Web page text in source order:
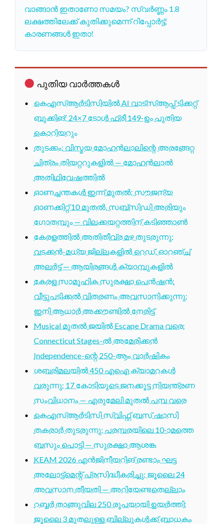
വാങ്ങാൻ ഇതാണോ സമയം? സ്വർണ്ണം 1.8
ലക്ഷത്തിലേക്ക് കുതിക്കുമെന്ന് റിപ്പോർട്ട്;
കാരണങ്ങൾ ഇതാ!
പുതിയ വാർത്തകൾ
കെഎസ്ആർടിസിയിൽ AI വാട്സ്ആപ്പ് ടിക്കറ്റ്
ബുക്കിങ്; 24×7 ടോൾ ഫ്രീ 149-ഉം പുതിയ
കൊറിയറും
തുടക്കം: വിസ്മയ മോഹൻലാലിന്റെ അരങ്ങേറ്റ
ചിത്രം തിയറ്ററുകളിൽ — മോഹൻലാൽ
അതിഥിവേഷത്തിൽ
ഓണച്ചന്തകൾ ഇന്ന് മുതൽ; സൗജന്യ
ഓണക്കിറ്റ് 10 മുതൽ, സബ്സിഡി അരിയും
ഗോതമ്പും — വിലക്കയറ്റത്തിന് കടിഞ്ഞാൺ
കേരളത്തിൽ അതിതീവ്ര മഴ തുടരുന്നു;
വടക്കൻ-മധ്യ ജില്ലകളിൽ റെഡ്, ഓറഞ്ച്
അലർട്ട് — ആയിരങ്ങൾ ക്യാമ്പുകളിൽ
കേരള സാമൂഹിക സുരക്ഷാ പെൻഷൻ:
വീട്ടുപടിക്കൽ വിതരണം അവസാനിക്കുന്നു;
ഇനി ആധാർ അക്കൗണ്ടിൽ നേരിട്ട്
Musical മുതൽ ജയിൽ Escape Drama വരെ:
Connecticut Stages-ൽ അമേരിക്കൻ
Independence-ന്റെ 250-ആം വാർഷികം
ശബരിമലയിൽ 450 എഐ ക്യാമറകൾ
വരുന്നു; 17 കോടിയുടെ ജനക്കൂട്ട നിയന്ത്രണ
സംവിധാനം — എരുമേലി മുതൽ പമ്പ വരെ
കെഎസ്ആർടിസി സ്വിഫ്റ്റ് ബസ് ഷാസി
തകരാർ തുടരുന്നു; പരമ്പരയിലെ 10-ാമത്തെ
ബസും പൊട്ടി — സുരക്ഷാ ആശങ്ക
KEAM 2026 എൻജിനീയറിങ് രണ്ടാം ഘട്ട
അലോട്ട്മെന്റ് പ്രസിദ്ധീകരിച്ചു; ജൂലൈ 24
അവസാന തീയതി — അറിയേണ്ടതെല്ലാം
റബ്ബർ താങ്ങുവില 250 രൂപയായി ഉയർത്തി;
ജൂലൈ 3 മുതലുള്ള ബില്ലുകൾക്ക് ബാധകം